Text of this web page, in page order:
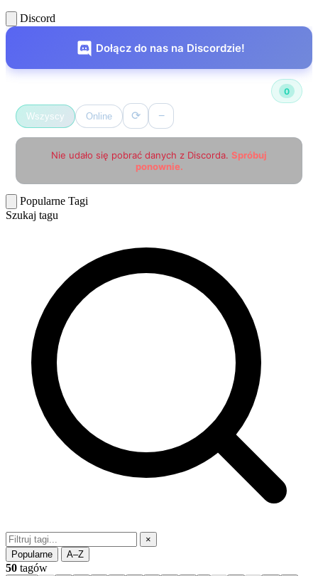
Discord
Dołącz do nas na Discordzie!
0
Wszyscy Online ⟳ −
Nie udało się pobrać danych z Discorda. Spróbuj
ponownie.
Popularne Tagi
Szukaj tagu
×
Popularne
A–Z
50 tagów